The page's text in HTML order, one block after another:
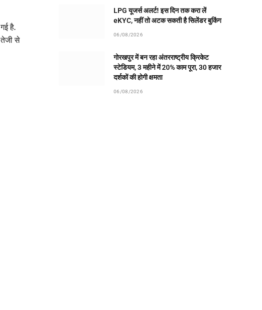
है.
तेजी से
LPG यूजर्स अलर्ट! इस दिन तक करा लें
eKYC, नहीं तो अटक सकती है सिलेंडर बुकिंग
06/08/2026
गोरखपुर में बन रहा अंतरराष्ट्रीय क्रिकेट
स्टेडियम, 3 महीने में 20% काम पूरा, 30 हजार
दर्शकों की होगी क्षमता
06/08/2026